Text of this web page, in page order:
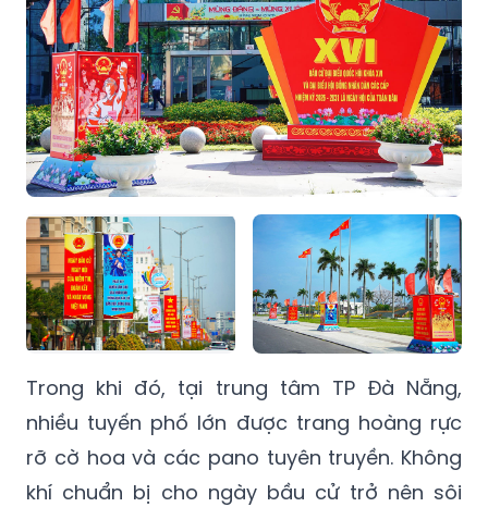
Trong khi đó, tại trung tâm TP Đà Nẵng,
nhiều tuyến phố lớn được trang hoàng rực
rỡ cờ hoa và các pano tuyên truyền. Không
khí chuẩn bị cho ngày bầu cử trở nên sôi